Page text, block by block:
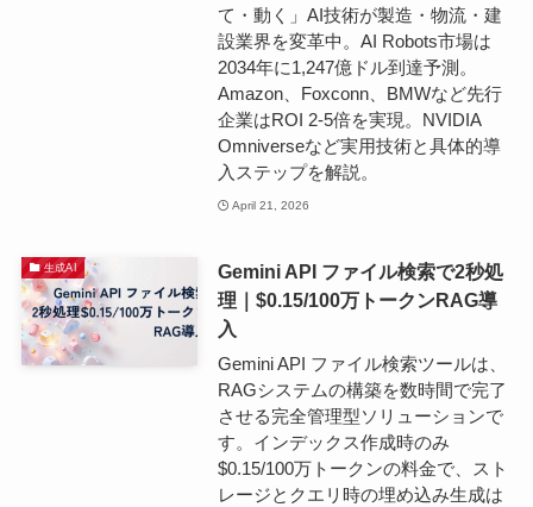
て・動く」AI技術が製造・物流・建
設業界を変革中。AI Robots市場は
2034年に1,247億ドル到達予測。
Amazon、Foxconn、BMWなど先行
企業はROI 2-5倍を実現。NVIDIA
Omniverseなど実用技術と具体的導
入ステップを解説。
April 21, 2026
生成AI
Gemini API ファイル検索で2秒処
理｜$0.15/100万トークンRAG導
入
Gemini API ファイル検索ツールは、
RAGシステムの構築を数時間で完了
させる完全管理型ソリューションで
す。インデックス作成時のみ
$0.15/100万トークンの料金で、スト
レージとクエリ時の埋め込み生成は